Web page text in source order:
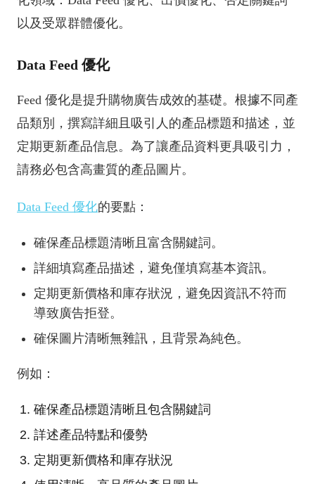
以及受眾群體優化。
Data Feed 優化
Feed 優化是提升購物廣告成效的基礎。根據不同產
品類別，撰寫詳細且吸引人的產品標題和描述，並
定期更新產品信息。為了讓產品資料更具吸引力，
請務必包含高畫質的產品圖片。
Data Feed 優化的要點：
確保產品標題清晰且富含關鍵詞。
詳細填寫產品描述，避免僅填寫基本資訊。
定期更新價格和庫存狀況，避免因資訊不符而
導致廣告拒登。
確保圖片清晰無雜訊，且背景為純色。
例如：
確保產品標題清晰且包含關鍵詞
詳述產品特點和優勢
定期更新價格和庫存狀況